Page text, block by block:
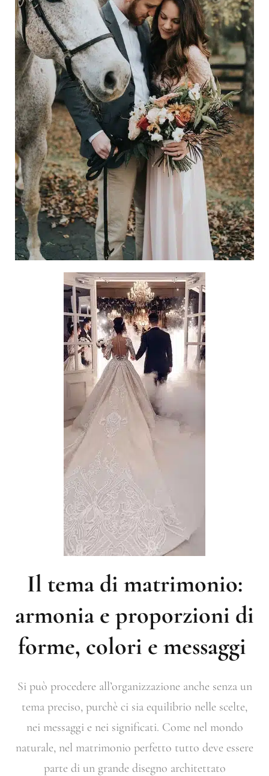
Il tema di matrimonio:
armonia e proporzioni di
forme, colori e messaggi
Si può procedere all’organizzazione anche senza un
tema preciso, purchè ci sia equilibrio nelle scelte,
nei messaggi e nei significati. Come nel mondo
naturale, nel matrimonio perfetto tutto deve essere
parte di un grande disegno architettato